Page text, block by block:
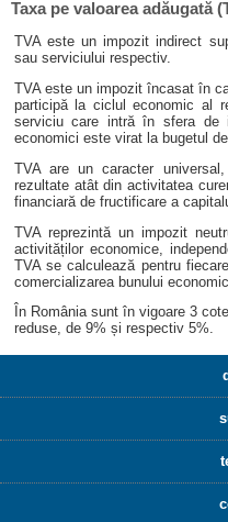
Taxa pe valoarea adăugată
TVA este un impozit indirect
sau serviciului respectiv.
TVA este un impozit încasat în
participă la ciclul economic al
serviciu care intră în sfera de
economici este virat la bugetul
TVA are un caracter
rezultate atât din activitatea
financiară de fructificare a
TVA reprezintă un impozit
activităților economice,
TVA se calculează pentru
comercializarea bunului economic.
În România sunt în vigoare 3
reduse, de 9% și respectiv 5%.